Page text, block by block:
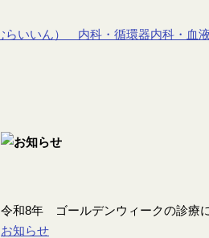
令和8年 ゴールデンウィークの診療
お知らせ